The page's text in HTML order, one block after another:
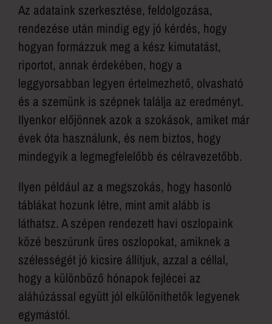
Az adataink szerkesztése, feldolgozása,
rendezése után mindig egy jó kérdés, hogy
hogyan formázzuk meg a kész kimutatást,
riportot, annak érdekében, hogy a
leggyorsabban legyen értelmezhető, olvasható
és a szemünk is szépnek találja az eredményt.
Ilyenkor előjönnek azok a szokások, amiket már
évek óta használunk, és nem biztos, hogy
mindegyik a legmegfelelőbb és célravezetőbb.
Ilyen például az a megszokás, hogy hasonló
táblákat hozunk létre, mint amit alább is
láthatsz. A szépen rendezett havi oszlopaink
közé beszúrunk üres oszlopokat, amiknek a
szélességét jó kicsire állítjuk, azzal a céllal,
hogy a különböző hónapok fejlécei az
aláhúzással együtt jól elkülöníthetők legyenek
egymástól.